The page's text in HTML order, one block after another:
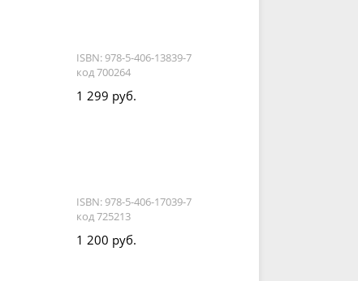
ISBN: 978-5-406-13839-7
код 700264
1 299 руб.
ISBN: 978-5-406-17039-7
код 725213
1 200 руб.